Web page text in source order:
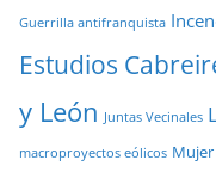
Guerrilla antifranquista
Estudios
y León Juntas Vecinales
macroproyectos eólicos